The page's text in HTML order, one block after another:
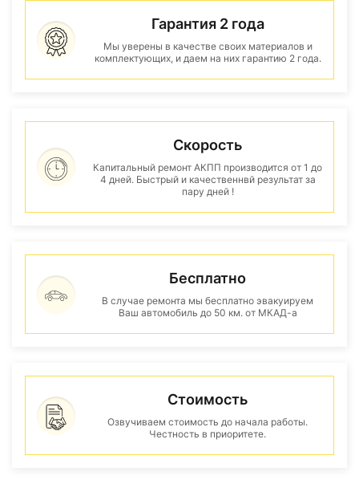
Гарантия 2 года
Мы уверены в качестве своих материалов и
комплектующих, и даем на них гарантию 2 года.
Скорость
Капитальный ремонт АКПП производится от 1 до
4 дней. Быстрый и качественнвй результат за
пару дней !
Бесплатно
В случае ремонта мы бесплатно эвакуируем
Ваш автомобиль до 50 км. от МКАД-а
Стоимость
Озвучиваем стоимость до начала работы.
Честность в приоритете.